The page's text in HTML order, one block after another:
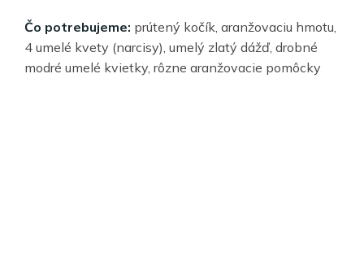
Čo potrebujeme: prútený kočík, aranžovaciu hmotu,
4 umelé kvety (narcisy), umelý zlatý dážď, drobné
modré umelé kvietky, rôzne aranžovacie pomôcky